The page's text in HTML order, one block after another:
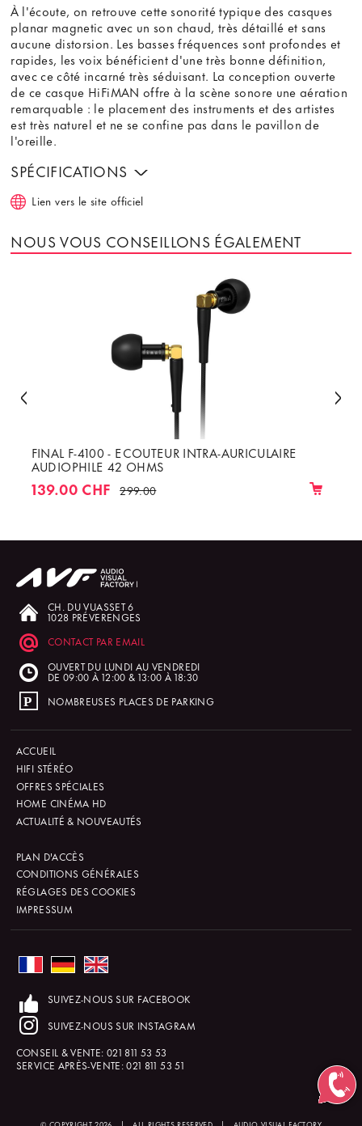
À l'écoute, on retrouve cette sonorité typique des casques
planar magnetic avec un son chaud, très détaillé et sans
aucune distorsion. Les basses fréquences sont profondes et
rapides, les voix bénéficient d'une très bonne définition,
avec ce côté incarné très séduisant. La conception ouverte
de ce casque HiFiMAN offre à la scène sonore une aération
remarquable : le placement des instruments et des artistes
est très naturel et ne se confine pas dans le pavillon de
l'oreille.
SPÉCIFICATIONS
Lien vers le site officiel
NOUS VOUS CONSEILLONS ÉGALEMENT
FINAL F-4100 - ECOUTEUR INTRA-AURICULAIRE
AUDIOPHILE 42 OHMS
139.00 CHF 299.00
CH. DU VUASSET 6
1028 PRÉVERENGES
CONTACT PAR EMAIL
OUVERT DU LUNDI AU VENDREDI
DE 09:00 À 12:00 & 13:00 À 18:30
NOMBREUSES PLACES DE PARKING
ACCUEIL
HIFI STÉRÉO
OFFRES SPÉCIALES
HOME CINÉMA HD
ACTUALITÉ & NOUVEAUTÉS
PLAN D'ACCÈS
CONDITIONS GÉNÉRALES
RÉGLAGES DES COOKIES
IMPRESSUM
SUIVEZ-NOUS SUR FACEBOOK
SUIVEZ-NOUS SUR INSTAGRAM
CONSEIL & VENTE: 021 811 53 53
SERVICE APRÈS-VENTE:021 811 53 51